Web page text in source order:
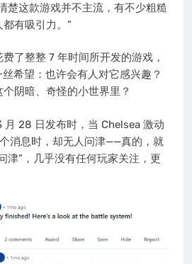
楚这款游戏并不主流，有不少粗糙
有吸引力。”
了整整 7 年时间所开发的游戏，
希望：也许会有人对它感兴趣？
阴暗、奇怪的小世界里？
月 28 日发布时，当 Chelsea 激动
消息时，却无人问津——真的，就
津”，几乎没有任何玩家关注，更